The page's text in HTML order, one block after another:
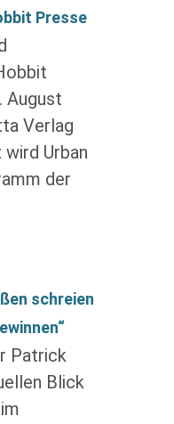
Presse
August
Verlag
wird Urban
der
schreien
Patrick
Blick